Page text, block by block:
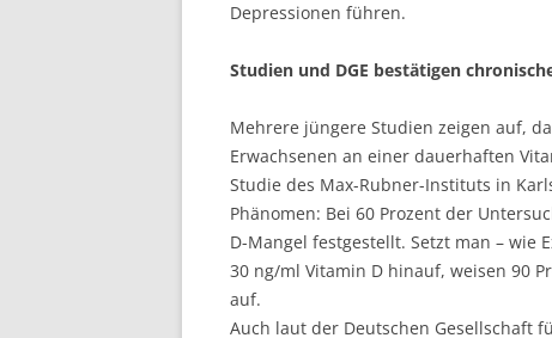
Depressionen führen.
Studien und DGE bestätigen
Mehrere jüngere Studien zeigen auf,
Erwachsenen an einer dauerhaften
Studie des Max-Rubner-Instituts in
Phänomen: Bei 60 Prozent der
D-Mangel festgestellt. Setzt man – wie
30 ng/ml Vitamin D hinauf, weisen 90
auf.
Auch laut der Deutschen Gesellschaft